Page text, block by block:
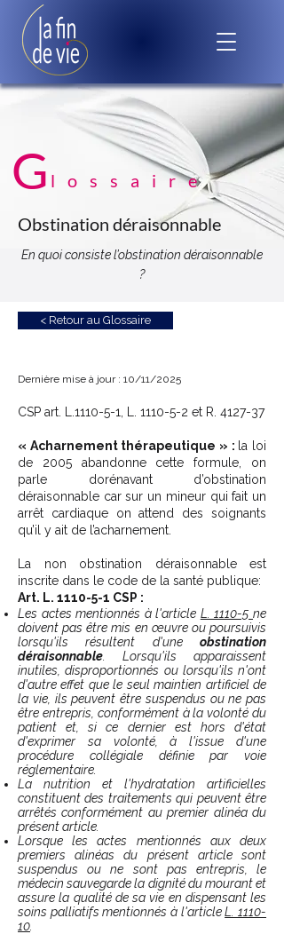
G lossaire
Obstination déraisonnable
En quoi consiste l’obstination déraisonnable
?
< Retour au Glossaire
Dernière mise à jour : 10/11/2025
CSP art. L.1110-5-1, L. 1110-5-2 et R. 4127-37
« Acharnement thérapeutique » : la loi
de 2005 abandonne cette formule, on
parle dorénavant d’obstination
déraisonnable car sur un mineur qui fait un
arrêt cardiaque on attend des soignants
qu’il y ait de l’acharnement.
La non obstination déraisonnable est
inscrite dans le code de la santé publique:
Art. L. 1110-5-1 CSP :
Les actes mentionnés à l'article L. 1110-5ne
doivent pas être mis en œuvre ou poursuivis
lorsqu'ils résultent d'une obstination
déraisonnable . Lorsqu'ils apparaissent
inutiles, disproportionnés ou lorsqu'ils n'ont
d'autre effet que le seul maintien artificiel de
la vie, ils peuvent être suspendus ou ne pas
être entrepris, conformément à la volonté du
patient et, si ce dernier est hors d'état
d'exprimer sa volonté, à l'issue d'une
procédure collégiale définie par voie
réglementaire.
La nutrition et l'hydratation artificielles
constituent des traitements qui peuvent être
arrêtés conformément au premier alinéa du
présent article.
Lorsque les actes mentionnés aux deux
premiers alinéas du présent article sont
suspendus ou ne sont pas entrepris, le
médecin sauvegarde la dignité du mourant et
assure la qualité de sa vie en dispensant les
soins palliatifs mentionnés à l'articleL. 1110-
10